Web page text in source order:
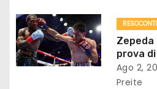
r
t
i
RESOCONTI
Zepeda
prova
Ago 2,
Preite